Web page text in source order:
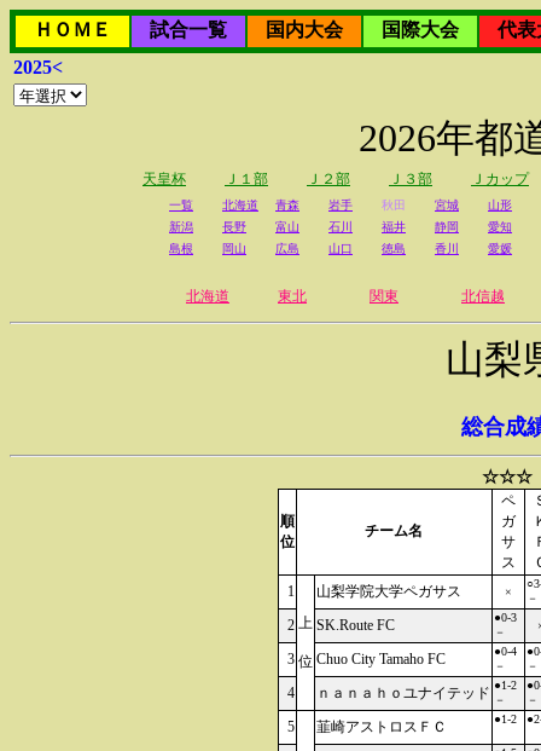
ＨＯＭＥ 試合一覧 国内大会 国際大会
代表
2025<
2026年都
天皇杯 Ｊ１部 Ｊ２部 Ｊ３部 Ｊカップ
一覧 北海道 青森 岩手 秋田 宮城
山形
新潟
長野 富山 石川 福井 静岡
愛知
島根
岡山 広島 山口 徳島 香川 愛媛
北海道 東北 関東 北信越
山梨
総合成
☆☆☆
順
位
チーム名
ペ
ガ
サ
ス
1
上
位
山梨学院大学ペガサス ×
－
2 SK.Route FC
●0-3
－
3 Chuo City Tamaho FC
●0-4
－
－
4 ｎａｎａｈｏユナイテッド ●1-2
－
－
5
韮崎アストロスＦＣ ●1-2